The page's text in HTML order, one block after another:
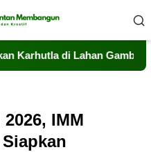
di Lahan Gambut Timpah
IMM